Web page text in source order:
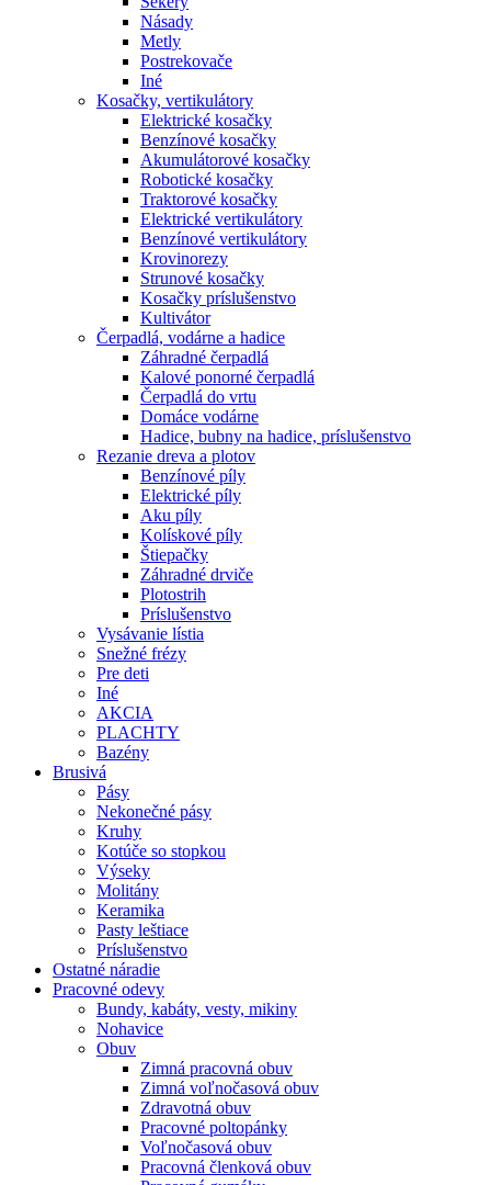
Násady
Metly
Postrekovače
Iné
Kosačky, vertikulátory
Elektrické kosačky
Benzínové kosačky
Akumulátorové kosačky
Robotické kosačky
Traktorové kosačky
Elektrické vertikulátory
Benzínové vertikulátory
Krovinorezy
Strunové kosačky
Kosačky príslušenstvo
Kultivátor
Čerpadlá, vodárne a hadice
Záhradné čerpadlá
Kalové ponorné čerpadlá
Čerpadlá do vrtu
Domáce vodárne
Hadice, bubny na hadice, príslušenstvo
Rezanie dreva a plotov
Benzínové píly
Elektrické píly
Aku píly
Kolískové píly
Štiepačky
Záhradné drviče
Plotostrih
Príslušenstvo
Vysávanie lístia
Snežné frézy
Pre deti
Iné
AKCIA
PLACHTY
Bazény
Brusivá
Pásy
Nekonečné pásy
Kruhy
Kotúče so stopkou
Výseky
Molitány
Keramika
Pasty leštiace
Príslušenstvo
Ostatné náradie
Pracovné odevy
Bundy, kabáty, vesty, mikiny
Nohavice
Obuv
Zimná pracovná obuv
Zimná voľnočasová obuv
Zdravotná obuv
Pracovné poltopánky
Voľnočasová obuv
Pracovná členková obuv